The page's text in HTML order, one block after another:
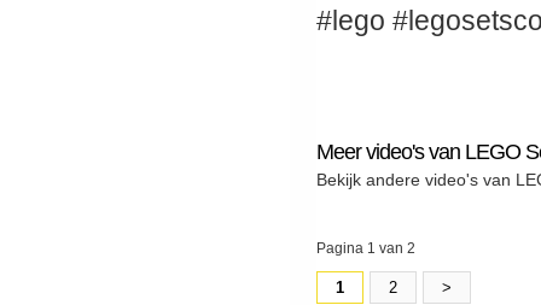
#lego
Meer video's van LEGO
Bekijk andere video's van
Pagina 1 van 2
1 2 >